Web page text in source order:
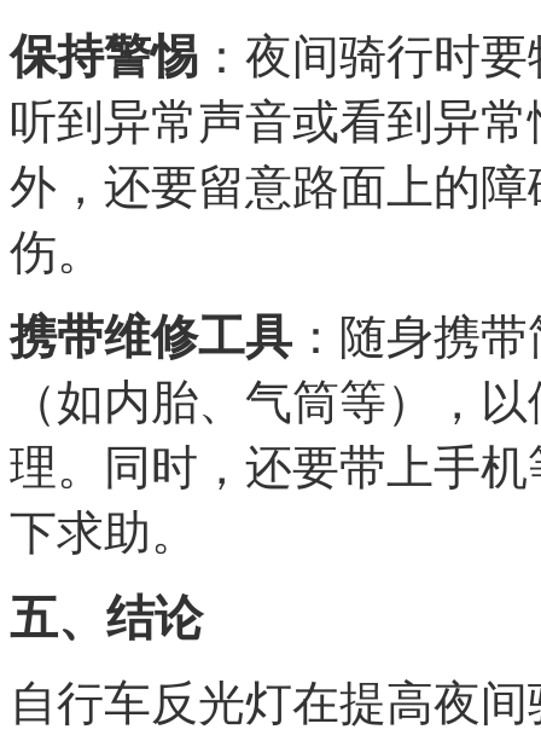
保持警惕 ：夜间骑行时
听到异常声音或看到异
外，还要留意路面上的
伤。
携带维修工具 ：随身携
（如内胎、气筒等），
理。同时，还要带上手
下求助。
五、结论
自行车反光灯在提高夜